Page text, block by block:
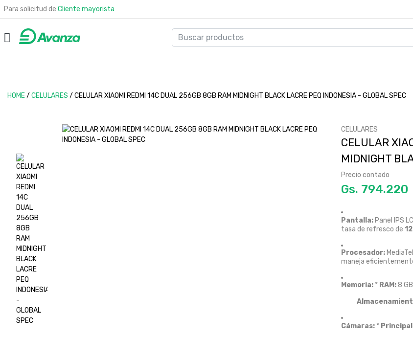
Para solicitud de Cliente mayorista
HOME/ CELULARES / CELULAR XIAOMI REDMI 14C DUAL 256GB 8GB RAM MIDNIGHT BLACK LACRE PEQ INDONESIA - GLOBAL SPEC
CELULARES
CELULAR
MIDNIGHT
Precio contado
Gs.
Pantalla: Panel IPS
tasa de refresco de
Procesador:
maneja
Memoria: * RAM:8
Cámaras: *